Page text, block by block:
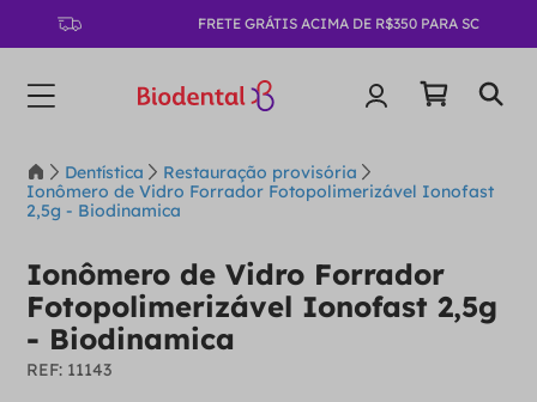
FRETE GRÁTIS ACIMA DE R$350 PARA SC
Dentística
Restauração provisória
Ionômero de Vidro Forrador Fotopolimerizável Ionofast
2,5g - Biodinamica
Ionômero de Vidro Forrador
Fotopolimerizável Ionofast 2,5g
- Biodinamica
: 11143